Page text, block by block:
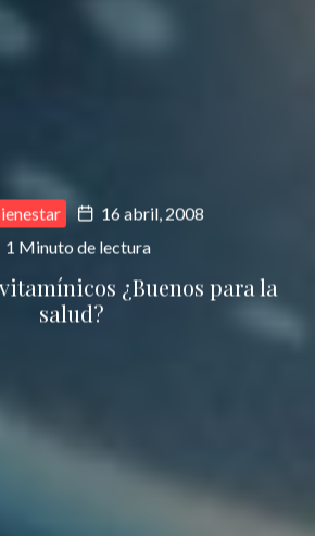
16 abril, 2008
1 Minuto de lectura
¿Buenos para la
salud?